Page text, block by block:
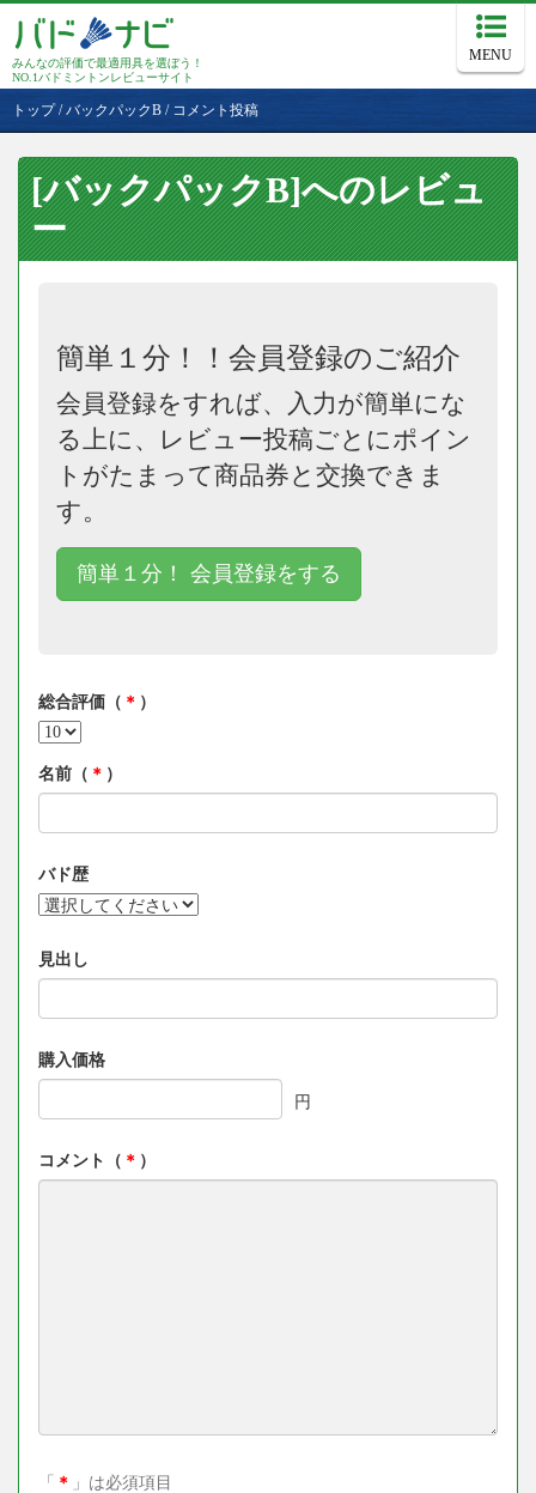
みんなの評価で最適用具を選ぼう！
NO.1バドミントンレビューサイト
MENU
トップ/バックパックB / コメント投稿
[バックパックB]へのレビュ
ー
簡単１分！！会員登録のご紹介
会員登録をすれば、入力が簡単にな
る上に、レビュー投稿ごとにポイン
トがたまって商品券と交換できま
す。
簡単１分！ 会員登録をする
総合評価（ ＊ ）
名前（ ＊ ）
バド歴
見出し
購入価格
円
コメント（ ＊ ）
「 ＊ 」は必須項目